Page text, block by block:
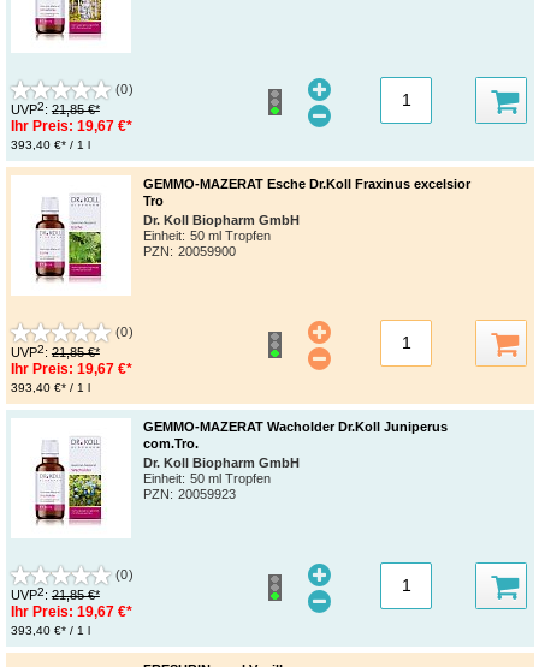
(0)
UVP2: 21,85 €*
Ihr Preis: 19,67 €*
393,40 €* / 1 l
GEMMO-MAZERAT Esche Dr.Koll Fraxinus excelsior
Tro
Dr. Koll Biopharm GmbH
Einheit: 50 ml Tropfen
PZN: 20059900
(0)
UVP2: 21,85 €*
Ihr Preis: 19,67 €*
393,40 €* / 1 l
GEMMO-MAZERAT Wacholder Dr.Koll Juniperus
com.Tro.
Dr. Koll Biopharm GmbH
Einheit: 50 ml Tropfen
PZN: 20059923
(0)
UVP2: 21,85 €*
Ihr Preis: 19,67 €*
393,40 €* / 1 l